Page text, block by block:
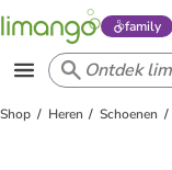
family
Shop Heren Schoenen